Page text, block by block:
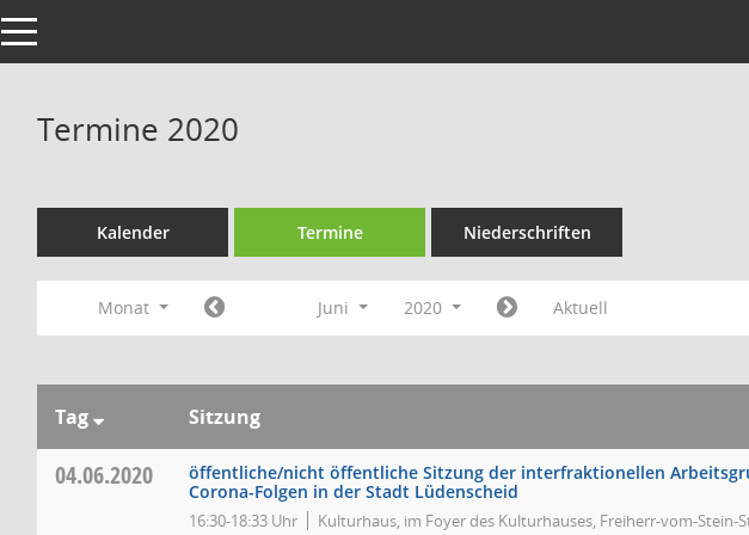
Toggle navigation
Termine 2020
Kalender Termine Niederschriften
Monat Juni 2020 Aktuell
Tag Sitzung
04.06.2020
öffentliche/nicht öffentliche Sitzung der interfraktionellen
Corona-Folgen in der Stadt Lüdenscheid
16:30-18:33 Uhr Kulturhaus, im Foyer des Kulturhauses, Freiherr-vom-Stein-